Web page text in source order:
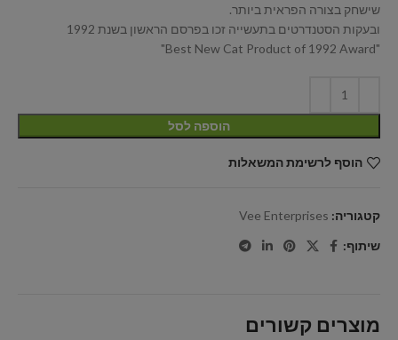
שישחק בצורה הפראית ביותר.
ובעקות הסטנדרטים בתעשייה זכו בפרסם הראשון בשנת 1992
"Best New Cat Product of 1992 Award"
הוספה לסל
הוסף לרשימת המשאלות
קטגוריה: Vee Enterprises
שיתוף:
מוצרים קשורים